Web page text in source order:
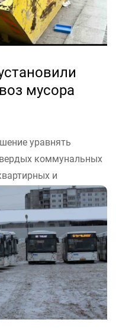
мусора
уравнять
коммунальных
и
сообщил губернатор